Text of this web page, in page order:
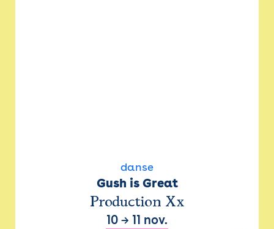
danse
Gush is Great
Production Xx
10 → 11 nov.